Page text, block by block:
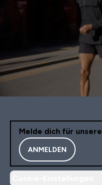
Melde dich für
ANMELDEN